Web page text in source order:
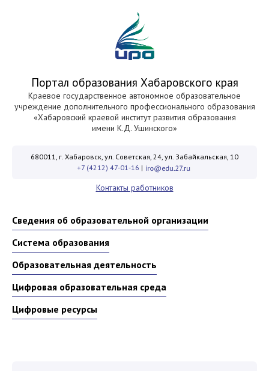
Портал образования Хабаровского края
Краевое государственное автономное образовательное
учреждение дополнительного профессионального образования
«Хабаровский краевой институт развития образования
имени К.Д. Ушинского»
680011, г. Хабаровск, ул. Советская, 24, ул. Забайкальская, 10
+7 (4212) 47-01-16 |
Контакты работников
Сведения об образовательной организации
Система образования
Образовательная деятельность
Цифровая образовательная среда
Цифровые ресурсы